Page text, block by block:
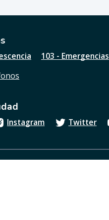
103 - Emergencias
Instagram Twitter